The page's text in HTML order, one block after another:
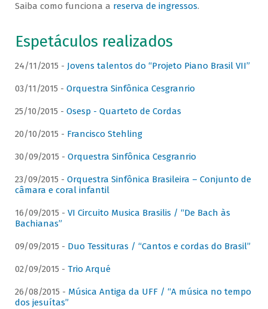
Saiba como funciona a reserva de ingressos.
Espetáculos realizados
24/11/2015 - Jovens talentos do “Projeto Piano Brasil VII”
03/11/2015 - Orquestra Sinfônica Cesgranrio
25/10/2015 - Osesp - Quarteto de Cordas
20/10/2015 - Francisco Stehling
30/09/2015 - Orquestra Sinfônica Cesgranrio
23/09/2015 - Orquestra Sinfônica Brasileira – Conjunto de
câmara e coral infantil
16/09/2015 - VI Circuito Musica Brasilis / “De Bach às
Bachianas”
09/09/2015 - Duo Tessituras / “Cantos e cordas do Brasil”
02/09/2015 - Trio Arqué
26/08/2015 - Música Antiga da UFF / “A música no tempo
dos jesuítas”